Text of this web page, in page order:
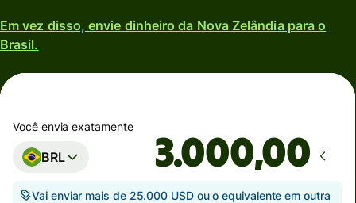
Em vez disso, envie dinheiro da Nova Zelândia para o
Brasil.
Você envia exatamente
BRL ,00
Vai enviar mais de 25.000 USD ou o equivalente em outra